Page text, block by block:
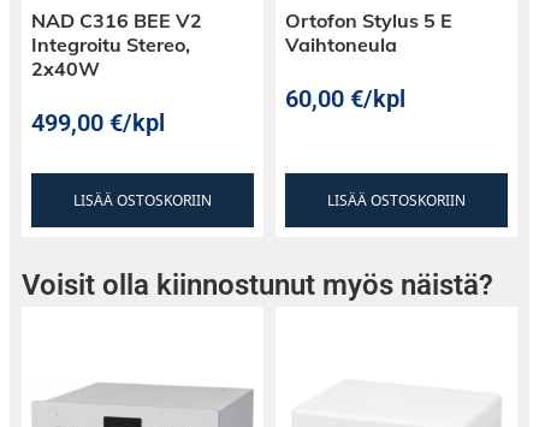
NAD C316 BEE V2
Integroitu Stereo,
2x40W
499,00€/kpl
LISÄÄ OSTOSKORIIN
Ortofon Stylus 5 E
Vaihtoneula
60,00€/kpl
LISÄÄ OSTOSKORIIN
Voisit olla kiinnostunut myös näistä?